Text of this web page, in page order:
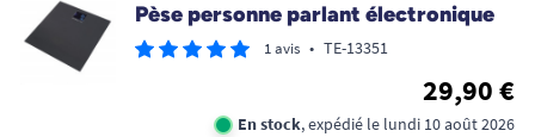
Pèse personne parlant électronique
1 avis • TE-13351
29,90 €
En stock, expédié le lundi 10 août 2026